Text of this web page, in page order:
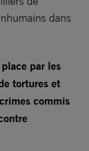
dans
par les
tortures et
commis